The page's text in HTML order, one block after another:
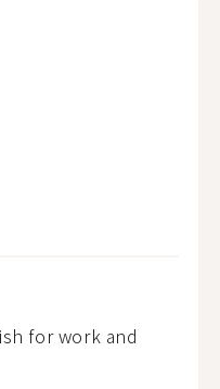
for work and